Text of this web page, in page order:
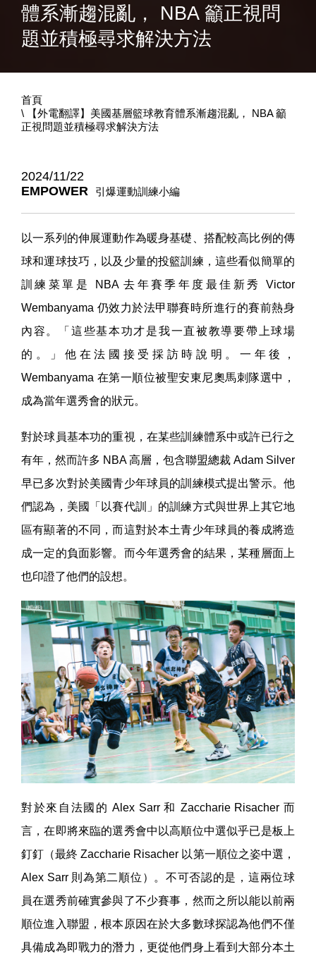
體系漸趨混亂， NBA 籲正視問
題並積極尋求解決方法
首頁
【外電翻譯】美國基層籃球教育體系漸趨混亂， NBA 籲
正視問題並積極尋求解決方法
2024/11/22
EMPOWER
引爆運動訓練小編
以一系列的伸展運動作為暖身基礎、搭配較高比例的傳
球和運球技巧，以及少量的投籃訓練，這些看似簡單的
訓練菜單是 NBA 去年賽季年度最佳新秀 Victor
Wembanyama 仍效力於法甲聯賽時所進行的賽前熱身
內容。「這些基本功才是我一直被教導要帶上球場
的。」他在法國接受採訪時說明。一年後，
Wembanyama 在第一順位被聖安東尼奧馬刺隊選中，
成為當年選秀會的狀元。
對於球員基本功的重視，在某些訓練體系中或許已行之
有年，然而許多 NBA 高層，包含聯盟總裁 Adam Silver
早已多次對於美國青少年球員的訓練模式提出警示。他
們認為，美國「以賽代訓」的訓練方式與世界上其它地
區有顯著的不同，而這對於本土青少年球員的養成將造
成一定的負面影響。而今年選秀會的結果，某種層面上
也印證了他們的設想。
對於來自法國的 Alex Sarr 和 Zaccharie Risacher 而
言，在即將來臨的選秀會中以高順位中選似乎已是板上
釘釘（最終 Zaccharie Risacher 以第一順位之姿中選，
Alex Sarr 則為第二順位）。不可否認的是，這兩位球
員在選秀前確實參與了不少賽事，然而之所以能以前兩
順位進入聯盟，根本原因在於大多數球探認為他們不僅
具備成為即戰力的潛力，更從他們身上看到大部分本土